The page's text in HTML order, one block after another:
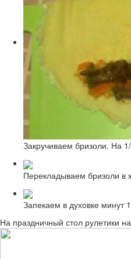
Закручиваем бризоли. На
Перекладываем бризоли
Запекаем в духовке минут
На праздничный стол рулетики